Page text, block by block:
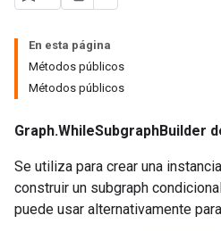
En esta página
Métodos públicos
Métodos públicos
Graph.WhileSubgraphBuilder
Se utiliza para crear una
construir un subgraph
puede usar alternativamente